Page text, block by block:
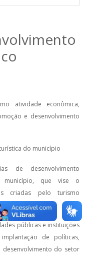
atividade econômica,
e desenvolvimento
do município
de desenvolvimento
que vise o
criadas pelo turismo
públicas e instituições
de políticas,
do setor